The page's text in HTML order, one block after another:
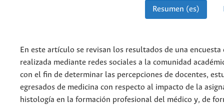
Resumen (es)
En este artículo se revisan los resultados de una
realizada mediante redes sociales a la comunidad
con el fin de determinar las percepciones de docentes,
egresados de medicina con respecto al impacto de la
histología en la formación profesional del médico y, de